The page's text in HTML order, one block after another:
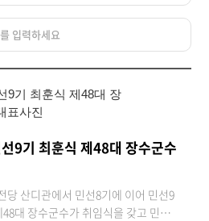
9기 최훈식 제48대 장수군수
당 산디관에서 민선8기에 이어 민선9
대 장수군수가 취임식을 갖고 민선9